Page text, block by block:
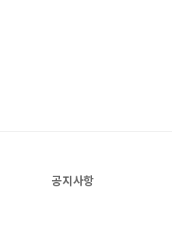
공지사항